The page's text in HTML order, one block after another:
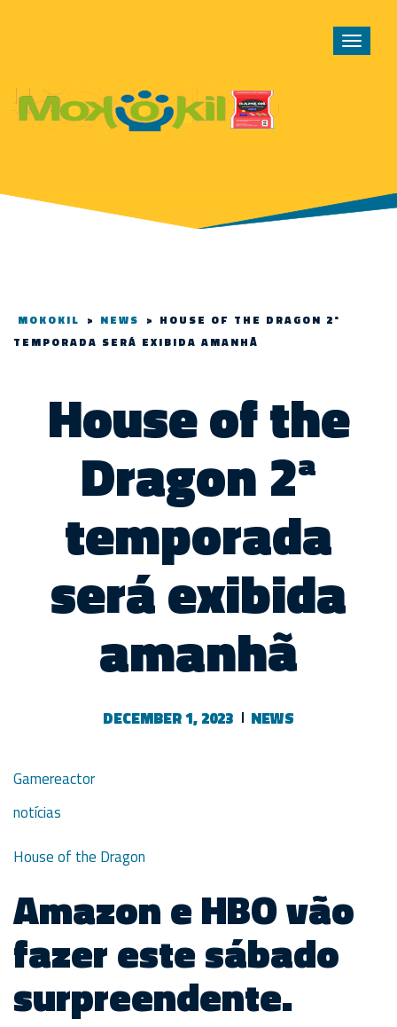
Toggle
MOKOKIL > NEWS > HOUSE OF THE DRAGON 2ª
TEMPORADA SERÁ EXIBIDA AMANHÃ
House of the
Dragon 2ª
temporada
será exibida
amanhã
DECEMBER 1, 2023 NEWS
Gamereactor
notícias
House of the Dragon
Amazon e HBO vão
fazer este sábado
surpreendente.